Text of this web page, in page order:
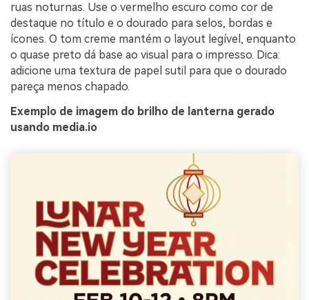
ruas noturnas. Use o vermelho escuro como cor de
destaque no título e o dourado para selos, bordas e
ícones. O tom creme mantém o layout legível, enquanto
o quase preto dá base ao visual para o impresso. Dica:
adicione uma textura de papel sutil para que o dourado
pareça menos chapado.
Exemplo de imagem do brilho de lanterna gerado
usando media.io